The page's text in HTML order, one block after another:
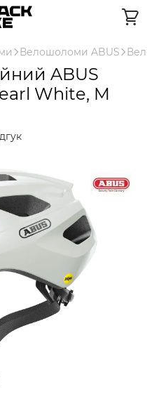
Велошоломи ABUS
ABUS
White, M